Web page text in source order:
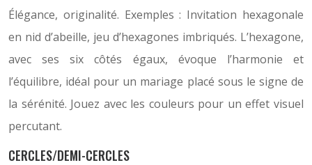
Élégance, originalité. Exemples : Invitation hexagonale
en nid d’abeille, jeu d’hexagones imbriqués. L’hexagone,
avec ses six côtés égaux, évoque l’harmonie et
l’équilibre, idéal pour un mariage placé sous le signe de
la sérénité. Jouez avec les couleurs pour un effet visuel
percutant.
CERCLES/DEMI-CERCLES